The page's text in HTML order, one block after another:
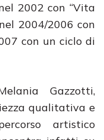
2002 con “Vita
nel 2004/2006 con
con un ciclo di
Gazzotti,
qualitativa e
artistico